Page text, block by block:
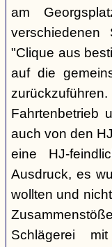
am
"Clique aus
auf die
Fahrtenbetrieb
auch von den
eine HJ-
Ausdruck, es
wollten und
Schlägerei